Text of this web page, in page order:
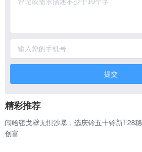
提交
精彩推荐
闯哈密戈壁无惧沙暴，选庆铃五十铃新T28稳
创富